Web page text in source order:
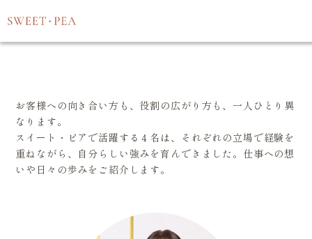
スタッフ紹介
コスメ・サプリメントなどのご案内
Staff
お客様への向き合い方も、役割の広がり方も、一人ひとり異
なります。
スイート・ピアで活躍する４名は、それぞれの立場で経験を
重ねながら、
自分らしい強みを育んできました。仕事への想
いや日々の歩みをご紹介します。